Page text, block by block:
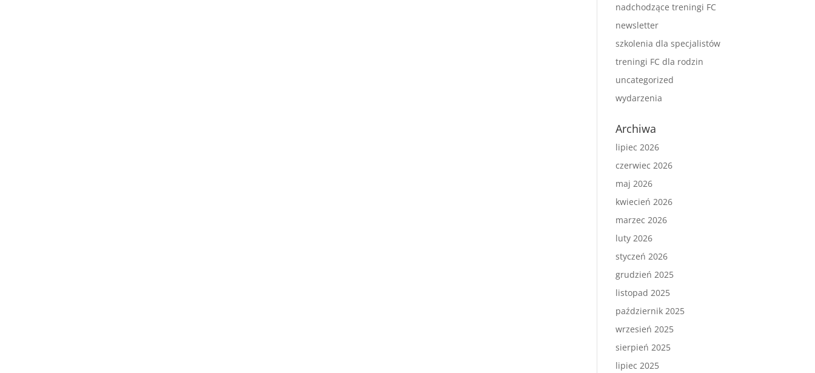
nadchodzące treningi FC
newsletter
szkolenia dla specjalistów
treningi FC dla rodzin
uncategorized
wydarzenia
Archiwa
lipiec 2026
czerwiec 2026
maj 2026
kwiecień 2026
marzec 2026
luty 2026
styczeń 2026
grudzień 2025
listopad 2025
październik 2025
wrzesień 2025
sierpień 2025
lipiec 2025